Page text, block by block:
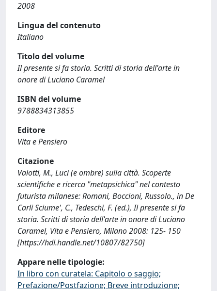
2008
Lingua del contenuto
Italiano
Titolo del volume
Il presente si fa storia. Scritti di storia dell'arte in
onore di Luciano Caramel
ISBN del volume
9788834313855
Editore
Vita e Pensiero
Citazione
Valotti, M., Luci (e ombre) sulla città. Scoperte
scientifiche e ricerca "metapsichica" nel contesto
futurista milanese: Romani, Boccioni, Russolo., in De
Carli Sciume', C., Tedeschi, F. (ed.), Il presente si fa
storia. Scritti di storia dell'arte in onore di Luciano
Caramel, Vita e Pensiero, Milano 2008: 125- 150
[https://hdl.handle.net/10807/82750]
Appare nelle tipologie:
In libro con curatela: Capitolo o saggio;
Prefazione/Postfazione; Breve introduzione;